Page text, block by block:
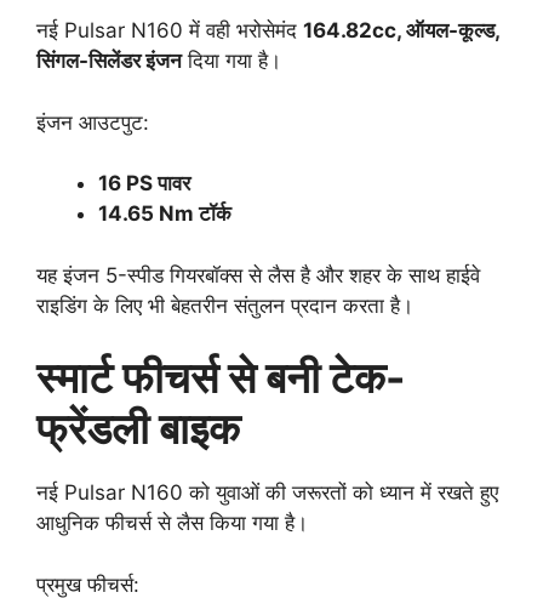
नई Pulsar N160 में वही भरोसेमंद 164.82cc, ऑयल-कूल्ड,
सिंगल-सिलेंडर इंजनदिया गया है।
इंजन आउटपुट:
16 PS पावर
14.65 Nm टॉर्क
यह इंजन 5-स्पीड गियरबॉक्स से लैस है और शहर के साथ हाईवे
राइडिंग के लिए भी बेहतरीन संतुलन प्रदान करता है।
स्मार्ट फीचर्स से बनी टेक-
फ्रेंडली बाइक
नई Pulsar N160 को युवाओं की जरूरतों को ध्यान में रखते हुए
आधुनिक फीचर्स से लैस किया गया है।
प्रमुख फीचर्स: